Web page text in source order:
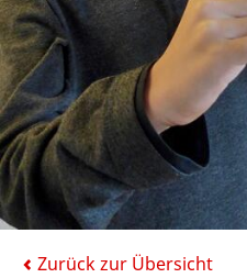
Zurück zur Übersicht